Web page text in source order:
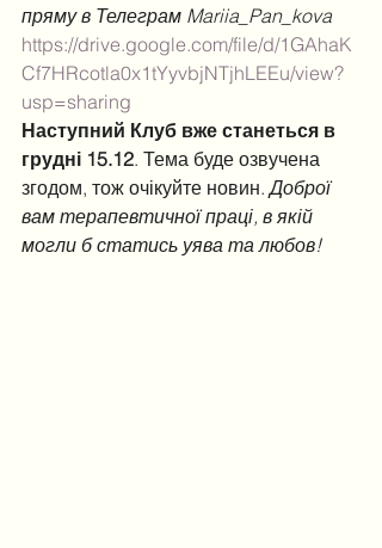
пряму в Телеграм Mariia_Pan_kova
https://drive.google.com/file/d/1GAhaK
Cf7HRcotla0x1tYyvbjNTjhLEEu/view?
usp=sharing
Наступний Клуб вже станеться в
грудні 15.12. Тема буде озвучена
згодом, тож очікуйте новин. Доброї
вам терапевтичної праці, в якій
могли б статись уява та любов!